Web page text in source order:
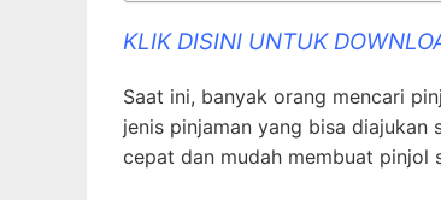
KLIK DISINI UNTUK
Saat ini, banyak orang mencari
jenis pinjaman yang bisa
cepat dan mudah membuat pinjol